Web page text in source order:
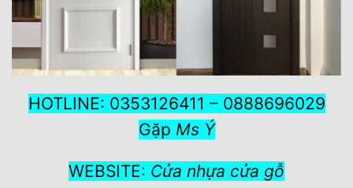
HOTLINE: 0353126411 – 0888696029
Gặp Ms Ý
WEBSITE: Cửa nhựa cửa gỗ